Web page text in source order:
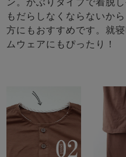
ン。かぶりタイプで着脱
もだらしなくならないか
方にもおすすめです。就
ムウェアにもぴったり！